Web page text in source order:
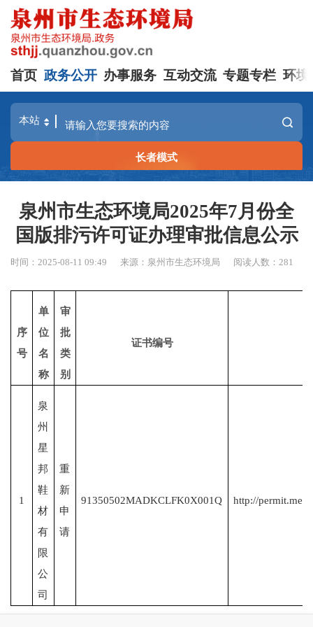
首页 政务公开 办事服务 互动交流 专题专栏 环境
长者模式
泉州市生态环境局2025年7月份全
国版排污许可证办理审批信息公示
时间：2025-08-11 09:49 来源：泉州市生态环境局 阅读人数：281
序
号
单
位
名
称
审
批
类
别
证书编号
1
泉
州
星
邦
鞋
材
有
限
公
司
重
新
申
请
91350502MADKCLFK0X001Q http://